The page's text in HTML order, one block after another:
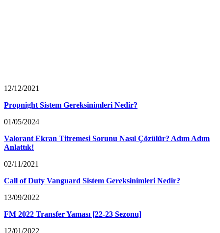
12/12/2021
Propnight Sistem Gereksinimleri Nedir?
01/05/2024
Valorant Ekran Titremesi Sorunu Nasıl Çözülür? Adım Adım
Anlattık!
02/11/2021
Call of Duty Vanguard Sistem Gereksinimleri Nedir?
13/09/2022
FM 2022 Transfer Yaması [22-23 Sezonu]
12/01/2022